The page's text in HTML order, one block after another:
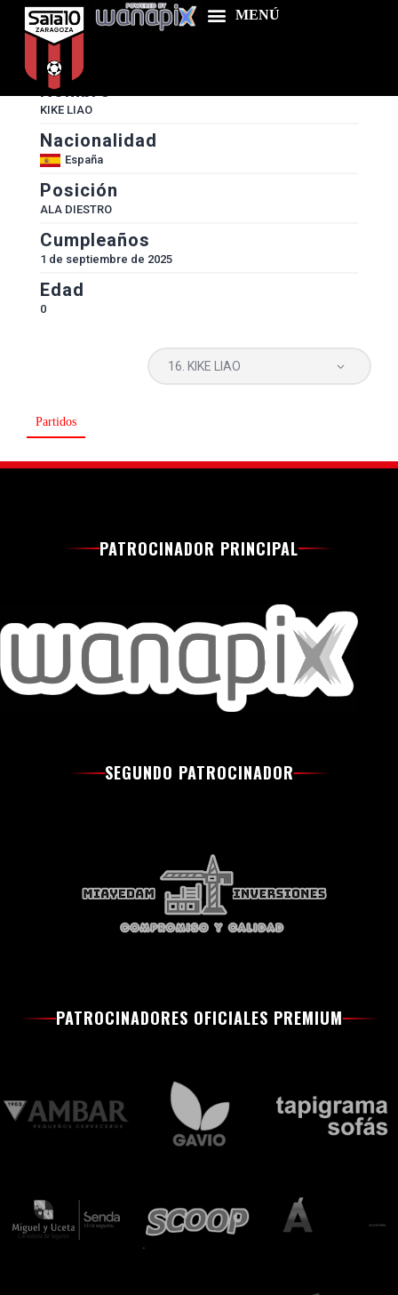
Home
Features
News
#
16
Nombre
KIKE LIAO
Nacionalidad
España
Posición
ALA DIESTRO
Cumpleaños
1 de septiembre de 2025
Edad
0
Partidos
PATROCINADOR PRINCIPAL
SEGUNDO PATROCINADOR
PATROCINADORES OFICIALES PREMIUM